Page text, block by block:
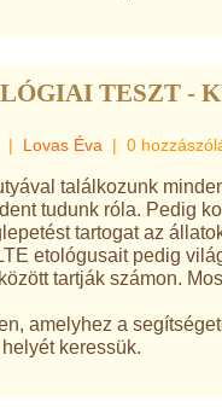
TESZT -
| Lovas Éva | 0
találkozunk
tudunk róla. Pedig
tartogat az
etológusait pedig
tartják számon.
amelyhez a
keressük.